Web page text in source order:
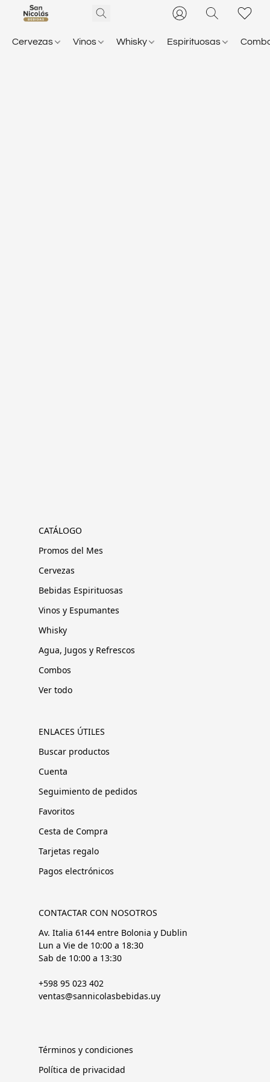
Cervezas Vinos Whisky Espirituosas
CATÁLOGO
Promos del Mes
Cervezas
Bebidas Espirituosas
Vinos y Espumantes
Whisky
Agua, Jugos y Refrescos
Combos
Ver todo
ENLACES ÚTILES
Buscar productos
Cuenta
Seguimiento de pedidos
Favoritos
Cesta de Compra
Tarjetas regalo
Pagos electrónicos
CONTACTAR CON NOSOTROS
Av. Italia 6144 entre Bolonia y Dublin
Lun a Vie de 10:00 a 18:30
Sab de 10:00 a 13:30
+598 95 023 402
ventas@sannicolasbebidas.uy
Términos y condiciones
Política de privacidad